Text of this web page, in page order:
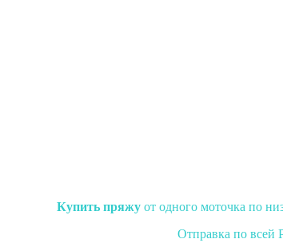
Купить пряжу от одного моточка по
Отправка по всей